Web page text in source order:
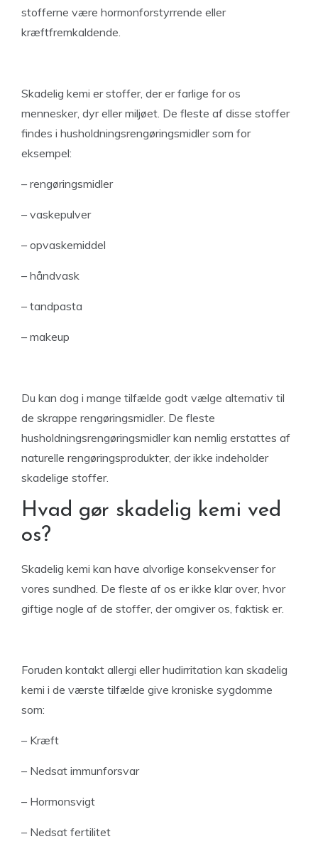
stofferne være hormonforstyrrende eller
kræftfremkaldende.
Skadelig kemi er stoffer, der er farlige for os
mennesker, dyr eller miljøet. De fleste af disse stoffer
findes i husholdningsrengøringsmidler som for
eksempel:
– rengøringsmidler
– vaskepulver
– opvaskemiddel
– håndvask
– tandpasta
– makeup
Du kan dog i mange tilfælde godt vælge alternativ til
de skrappe rengøringsmidler. De fleste
husholdningsrengøringsmidler kan nemlig erstattes af
naturelle rengøringsprodukter, der ikke indeholder
skadelige stoffer.
Hvad gør skadelig kemi ved
os?
Skadelig kemi kan have alvorlige konsekvenser for
vores sundhed. De fleste af os er ikke klar over, hvor
giftige nogle af de stoffer, der omgiver os, faktisk er.
Foruden kontakt allergi eller hudirritation kan skadelig
kemi i de værste tilfælde give kroniske sygdomme
som:
– Kræft
– Nedsat immunforsvar
– Hormonsvigt
– Nedsat fertilitet